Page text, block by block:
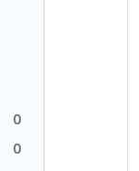
0
0